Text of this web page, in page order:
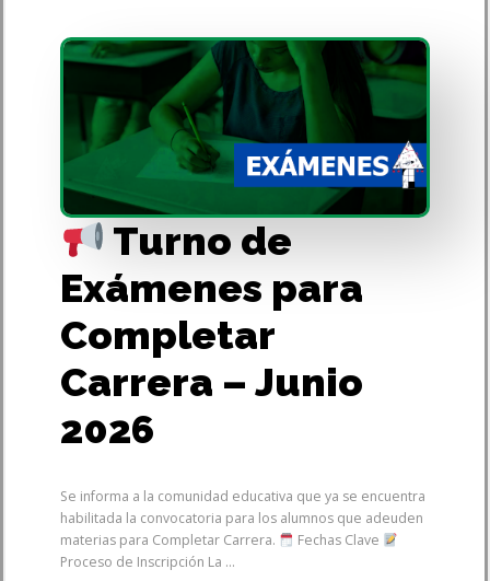
Turno de
Exámenes para
Completar
Carrera – Junio
2026
Se informa a la comunidad educativa que ya se encuentra
habilitada la convocatoria para los alumnos que adeuden
materias para Completar Carrera.
Fechas Clave
Proceso de Inscripción La ...